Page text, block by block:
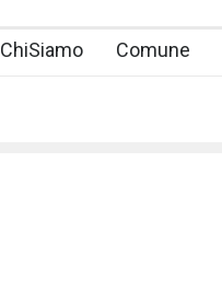
ChiSiamo Comune